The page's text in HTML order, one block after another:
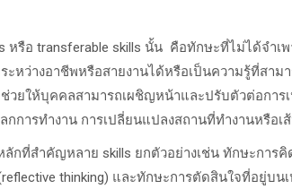
หรือ transferable skills นั้น คือทักษะที่ไม่ได้จำเ
ะหว่างอาชีพหรือสายงานได้หรือเป็นความรู้ที่สา
วยให้บุคคลสามารถเผชิญหน้าและปรับตัวต่อการ
การทำงาน การเปลี่ยนแปลงสถานที่ทำงานหรือเ
ลักที่สำคัญหลาย skills ยกตัวอย่างเช่น ทักษะการคิ
reflective thinking) และทักษะการตัดสินใจที่อยู่บน